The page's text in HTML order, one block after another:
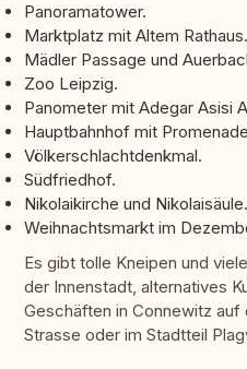
Panoramatower.
Marktplatz mit Altem Rathaus.
Mädler Passage und
Zoo Leipzig.
Panometer mit Adegar Asisi
Hauptbahnhof mit
Völkerschlachtdenkmal.
Südfriedhof.
Nikolaikirche und Nikolaisäule.
Weihnachtsmarkt im
Es gibt tolle Kneipen und
der Innenstadt, alternatives
Geschäften in Connewitz
Strasse oder im Stadtteil